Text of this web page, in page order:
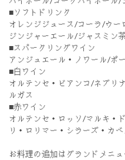
■ソフトドリンク
オレンジジュース/コーラ/ウ
ジンジャーエール/ジャスミン
■スパークリングワイン
アンジュエール・ノワール/ポ
■白ワイン
オルテンセ・ビアンコ/ネブリ
ルガス
■赤ワイン
オルテンセ・ロッソ/マルキ・
リ・ロリマー・シラーズ・カベ
お料理の追加はグランドメニ